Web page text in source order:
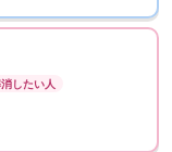
したい人